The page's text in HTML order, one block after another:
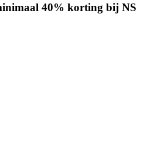
40% korting bij NS